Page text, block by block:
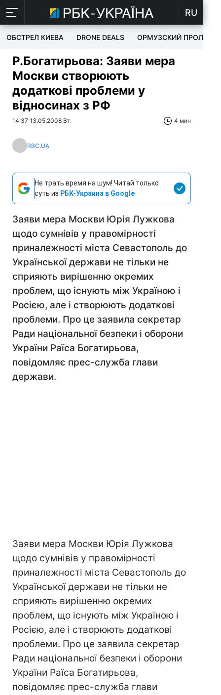
RU
ОБСТРЕЛ КИЕВА DRONE DEALS ОРМУЗСКИЙ ПРОЛИВ
Р.Богатирьова: Заяви мера
Москви створюють
додаткові проблеми у
відносинах з РФ
14:37 13.05.2008 Вт 4 мин
RBC.UA
Не трать время на шум! Читай только
суть из РБК-Украина в Google
Заяви мера Москви Юрія Лужкова
щодо сумнівів у правомірності
приналежності міста Севастополь до
Української держави не тільки не
сприяють вирішенню окремих
проблем, що існують між Україною і
Росією, але і створюють додаткові
проблеми. Про це заявила секретар
Ради національної безпеки і оборони
України Раїса Богатирьова,
повідомляє прес-служба глави
держави.
Заяви мера Москви Юрія Лужкова
щодо сумнівів у правомірності
приналежності міста Севастополь до
Української держави не тільки не
сприяють вирішенню окремих
проблем, що існують між Україною і
Росією, але і створюють додаткові
проблеми. Про це заявила секретар
Ради національної безпеки і оборони
України Раїса Богатирьова,
повідомляє прес-служба глави